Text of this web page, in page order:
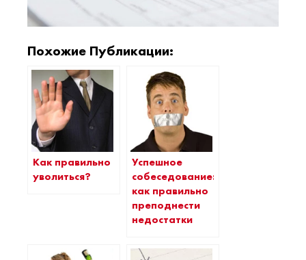
Похожие Публикации:
Как правильно
уволиться?
Успешное
собеседование:
как правильно
преподнести
недостатки